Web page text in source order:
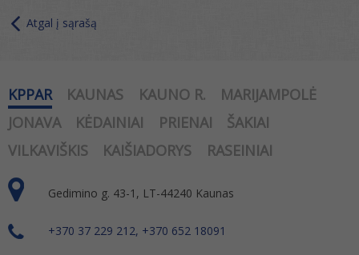
Atgal į sąrašą
KPPAR KAUNAS KAUNO R.
MARIJAMPOLĖ
JONAVA
KĖDAINIAI PRIENAI
ŠAKIAI
VILKAVIŠKIS
KAIŠIADORYS RASEINIAI
Gedimino g. 43-1, LT-44240 Kaunas
+370 37 229 212, +370 652 18091